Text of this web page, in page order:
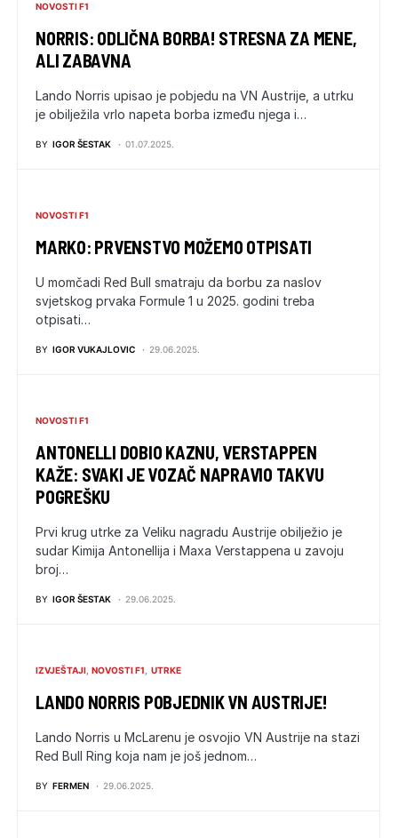
NOVOSTI F1
NORRIS: ODLIČNA BORBA! STRESNA ZA MENE,
ALI ZABAVNA
Lando Norris upisao je pobjedu na VN Austrije, a utrku
je obilježila vrlo napeta borba između njega i…
BY IGOR ŠESTAK 01.07.2025.
NOVOSTI F1
MARKO: PRVENSTVO MOŽEMO OTPISATI
U momčadi Red Bull smatraju da borbu za naslov
svjetskog prvaka Formule 1 u 2025. godini treba
otpisati…
BY IGOR VUKAJLOVIC 29.06.2025.
NOVOSTI F1
ANTONELLI DOBIO KAZNU, VERSTAPPEN
KAŽE: SVAKI JE VOZAČ NAPRAVIO TAKVU
POGREŠKU
Prvi krug utrke za Veliku nagradu Austrije obilježio je
sudar Kimija Antonellija i Maxa Verstappena u zavoju
broj…
BY IGOR ŠESTAK 29.06.2025.
IZVJEŠTAJI NOVOSTI F1 UTRKE
LANDO NORRIS POBJEDNIK VN AUSTRIJE!
Lando Norris u McLarenu je osvojio VN Austrije na stazi
Red Bull Ring koja nam je još jednom…
BY FERMEN 29.06.2025.